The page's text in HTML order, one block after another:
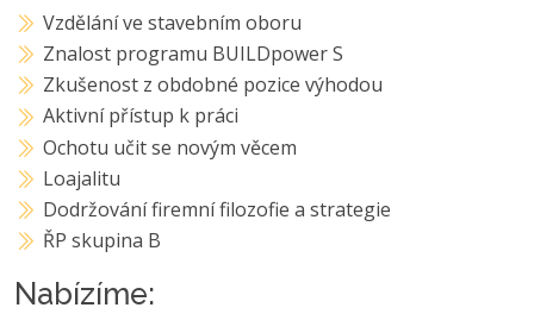
Vzdělání ve stavebním oboru
Znalost programu BUILDpower S
Zkušenost z obdobné pozice výhodou
Aktivní přístup k práci
Ochotu učit se novým věcem
Loajalitu
Dodržování firemní filozofie a strategie
ŘP skupina B
Nabízíme: